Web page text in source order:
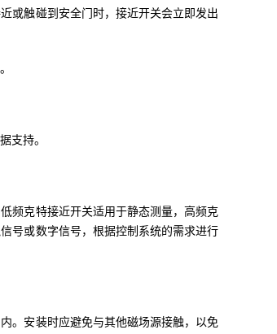
或触碰到安全门时，接近开关会立即发出
支持。
频克特接近开关适用于静态测量，高频克
号或数字信号，根据控制系统的需求进行
。安装时应避免与其他磁场源接触，以免